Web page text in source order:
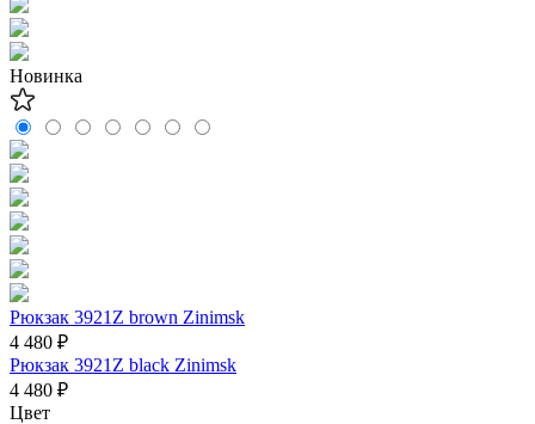
Новинка
Рюкзак 3921Z brown Zinimsk
4 480 ₽
Рюкзак 3921Z black Zinimsk
4 480 ₽
Цвет